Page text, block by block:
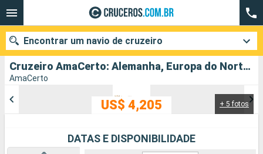
Cruzeiro AmaCerto: Alemanha, Europa do Norte partindo de Nurembergue
AmaCerto
+ 5 fotos
US$ 4,205
DATAS E DISPONIBILIDADE
Encontrar um navio de cruzeiro